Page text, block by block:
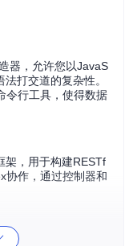
器，允许您以JavaS
打交道的复杂性。
令行工具，使得数据
架，用于构建RESTf
协作，通过控制器和